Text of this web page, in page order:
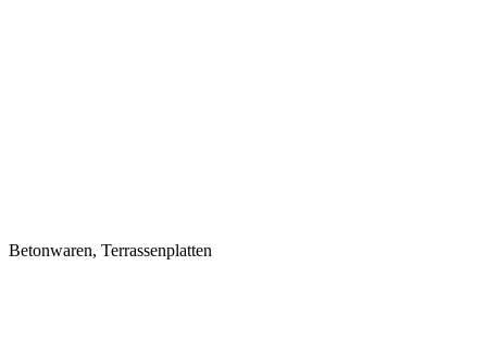
Betonwaren, Terrassenplatten